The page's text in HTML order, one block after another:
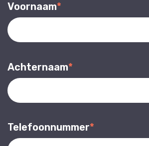
Voornaam*
Achternaam*
Telefoonnummer*